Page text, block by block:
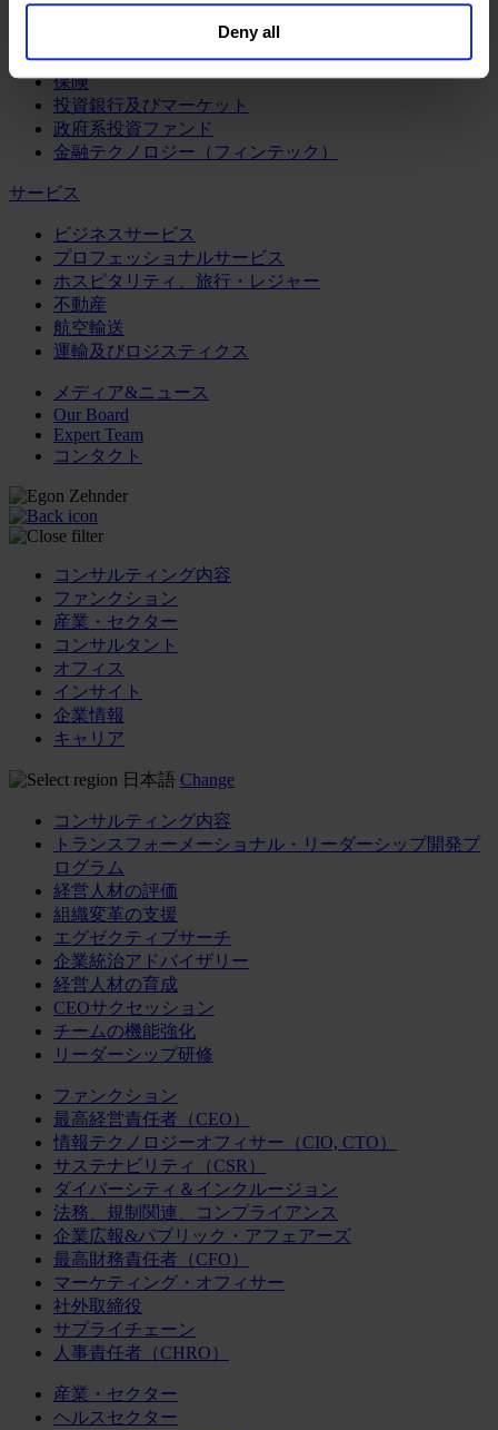
general collection and use of personal information see
Deny all
デジタル資産、暗号資産、Web3
プライベート・エクイティ
リスクマネジメント
保険
投資銀行及びマーケット
政府系投資ファンド
金融テクノロジー（フィンテック）
サービス
ビジネスサービス
プロフェッショナルサービス
ホスピタリティ、旅行・レジャー
不動産
航空輸送
運輸及びロジスティクス
メディア&ニュース
Our Board
Expert Team
コンタクト
コンサルティング内容
ファンクション
産業・セクター
コンサルタント
オフィス
インサイト
企業情報
キャリア
日本語 Change
コンサルティング内容
トランスフォーメーショナル・リーダーシップ開発プ
ログラム
経営人材の評価
組織変革の支援
エグゼクティブサーチ
企業統治アドバイザリー
経営人材の育成
CEOサクセッション
チームの機能強化
リーダーシップ研修
ファンクション
最高経営責任者（CEO）
情報テクノロジーオフィサー（CIO, CTO）
サステナビリティ（CSR）
ダイバーシティ＆インクルージョン
法務、規制関連、コンプライアンス
企業広報&パブリック・アフェアーズ
最高財務責任者（CFO）
マーケティング・オフィサー
社外取締役
サプライチェーン
人事責任者（CHRO）
産業・セクター
ヘルスセクター